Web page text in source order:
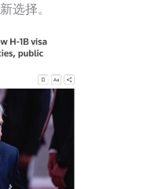
选择。